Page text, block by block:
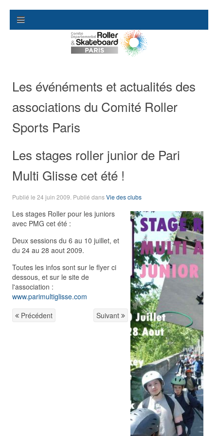
Les événéments et actualités des
associations du Comité Roller
Sports Paris
Les stages roller junior de Pari
Multi Glisse cet été !
Publié le 24 juin 2009 . Publié dansVie des clubs
Les stages Roller pour les juniors
avec PMG cet été :
Deux sessions du 6 au 10 juillet, et
du 24 au 28 aout 2009.
Toutes les infos sont sur le flyer ci
dessous, et sur le site de
l'association :
www.parimultiglisse.com
Précédent
Suivant